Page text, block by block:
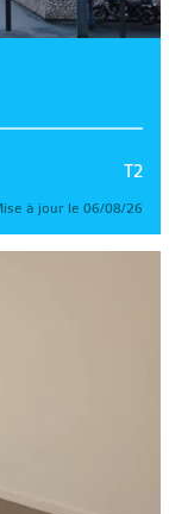
T2
à jour le 06/08/26